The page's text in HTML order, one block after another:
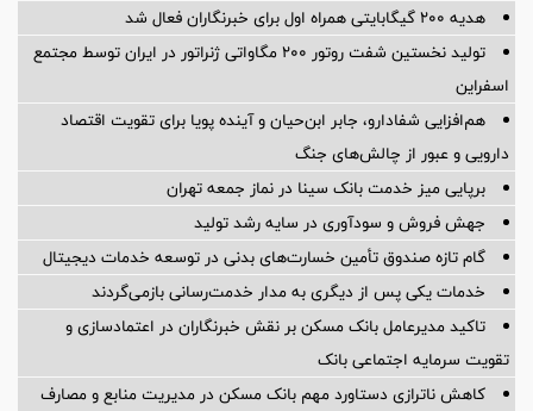
هدیه ۲۰۰ گیگابایتی همراه اول برای خبرنگاران فعال شد
تولید نخستین شفت روتور ۲۰۰ مگاواتی ژنراتور در ایران توسط مجتمع
اسفراین
هم‌افزایی شفادارو، جابر ابن‌حیان و آینده پویا برای تقویت اقتصاد
دارویی و عبور از چالش‌های جنگ
برپایی میز خدمت بانک سینا در نماز جمعه تهران
جهش فروش و سودآوری در سایه رشد تولید
گام تازه صندوق تأمین خسارت‌های بدنی در توسعه خدمات دیجیتال
خدمات یکی پس از دیگری به مدار خدمت‌رسانی بازمی‌گردند
تاکید مدیرعامل بانک مسکن بر نقش خبرنگاران در اعتمادسازی و
تقویت سرمایه اجتماعی بانک
کاهش ناترازی دستاورد مهم بانک مسکن در مدیریت منابع و مصارف